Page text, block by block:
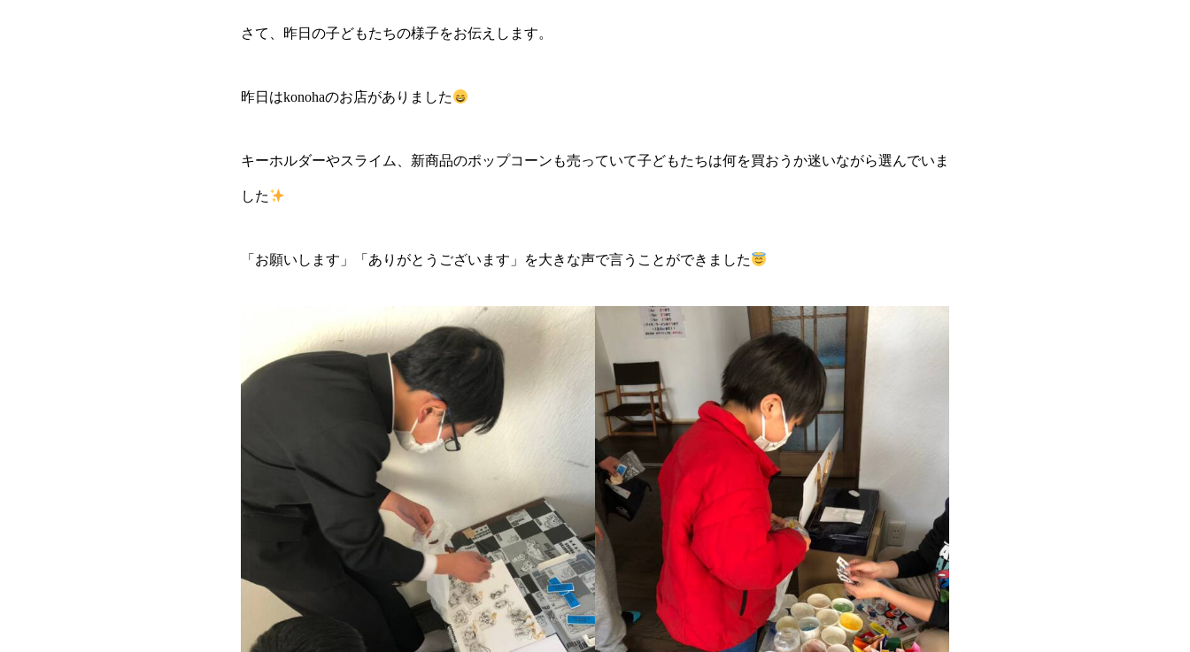
さて、昨日の子どもたちの様子をお伝えします。
昨日はkonohaのお店がありました
キーホルダーやスライム、新商品のポップコーンも売っていて子どもたちは何を買おうか迷いながら選んでいま
した
「お願いします」「ありがとうございます」を大きな声で言うことができました